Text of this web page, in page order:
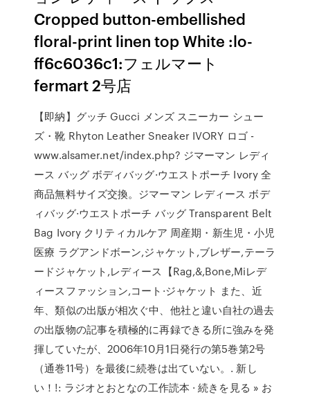
Cropped button-embellished
floral-print linen top White :lo-
ff6c6036c1:フェルマート
fermart 2号店
【即納】グッチ Gucci メンズ スニーカー シュー
ズ・靴 Rhyton Leather Sneaker IVORY ロゴ -
www.alsamer.net/index.php? ジマーマン レディ
ース バッグ ボディバッグ·ウエストポーチ Ivory 全
商品無料サイズ交換。ジマーマン レディース ボデ
ィバッグ·ウエストポーチ バッグ Transparent Belt
Bag Ivory クリティカルケア 周産期・新生児・小児
医療 ラグアンドボーン,ジャケット,ブレザー,テーラ
ードジャケット,レディース【Rag,&,Bone,Miレデ
ィースファッション,コート·ジャケット また、近
年、類似の出版が相次ぐ中、他社と違い自社の過去
の出版物の記事を積極的に再録できる所に強みを発
揮していたが、2006年10月1日発行の第5巻第2号
（通巻11号）を最後に続巻は出ていない。. 新し
い！!: ラジオとおとなの工作読本 · 続きを見る » お